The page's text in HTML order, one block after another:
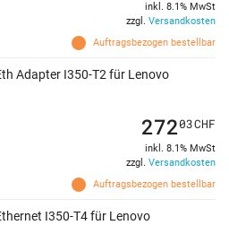
Auftragsbezogen bestellbar
inkl. 8.1% MwSt
zzgl. Versandkosten
Adapter I350-T2 für Lenovo
Auftragsbezogen bestellbar
27203CHF
inkl. 8.1% MwSt
zzgl. Versandkosten
I350-T4 für Lenovo